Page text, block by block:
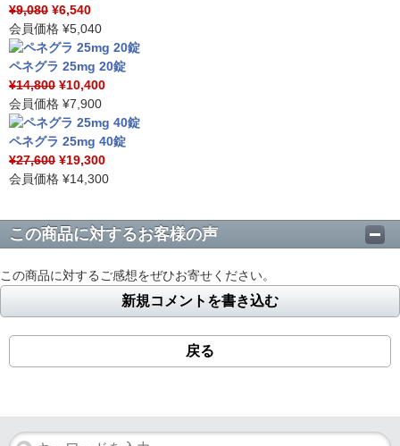
¥9,080 ¥6,540
会員価格 ¥5,040
ペネグラ 25mg 20錠
¥14,800 ¥10,400
会員価格 ¥7,900
ペネグラ 25mg 40錠
¥27,600 ¥19,300
会員価格 ¥14,300
この商品に対するお客様の声
この商品に対するご感想をぜひお寄せください。
新規コメントを書き込む
戻る